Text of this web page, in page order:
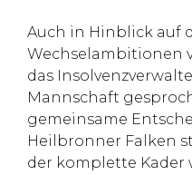
Auch in Hinblick auf
Wechselambitionen
das
Mannschaft
gemeinsame
Heilbronner Falken
der komplette Kader